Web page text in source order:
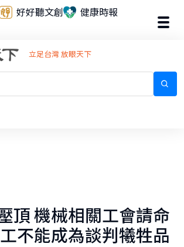
好好聽文創 健康時報
立足台灣 放眼天下
頂 機械相關工會請命
不能成為談判犧牲品